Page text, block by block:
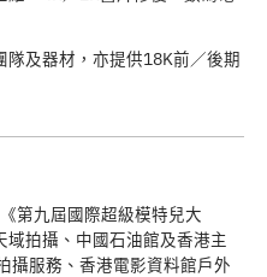
及器材，亦提供18K前／後期
第九屆國際超級模特兒大
拍攝、中國石油館及香港主
攝服務、香港電影資料館戶外